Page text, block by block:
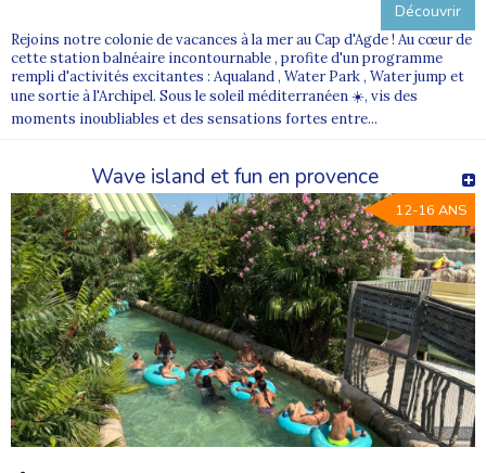
Découvrir
Rejoins notre colonie de vacances à la mer au Cap d'Agde ! Au cœur de
cette station balnéaire incontournable , profite d'un programme
rempli d'activités excitantes : Aqualand , Water Park , Water jump et
une sortie à l'Archipel. Sous le soleil méditerranéen ☀️, vis des
moments inoubliables et des sensations fortes entre...
Wave island et fun en provence
12-16 ANS